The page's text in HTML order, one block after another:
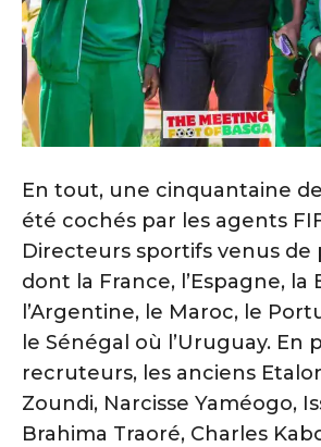
En tout, une cinquantaine
été cochés par les agents
Directeurs sportifs venus de
dont la France, l’Espagne, la
l’Argentine, le Maroc, le
le Sénégal où l’Uruguay. En
recruteurs, les anciens
Zoundi, Narcisse Yaméogo,
Brahima Traoré, Charles